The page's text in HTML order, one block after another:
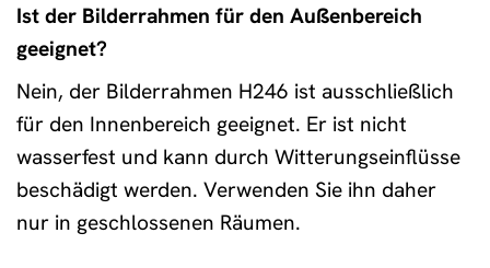
Ist der Bilderrahmen für den Außenbereich
geeignet?
Nein, der Bilderrahmen H246 ist ausschließlich
für den Innenbereich geeignet. Er ist nicht
wasserfest und kann durch Witterungseinflüsse
beschädigt werden. Verwenden Sie ihn daher
nur in geschlossenen Räumen.